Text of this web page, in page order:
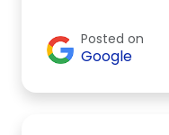
Posted on
Google